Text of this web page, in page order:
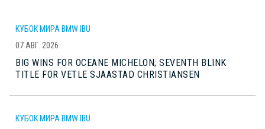
КУБОК МИРА BMW IBU
07 АВГ. 2026
BIG WINS FOR OCEANE MICHELON; SEVENTH BLINK
TITLE FOR VETLE SJAASTAD CHRISTIANSEN
КУБОК МИРА BMW IBU